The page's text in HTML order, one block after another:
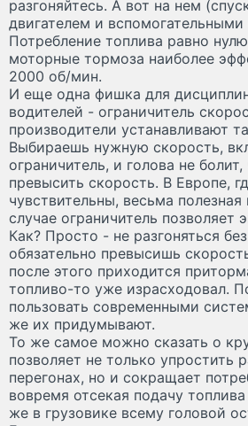
разгоняйтесь. А вот на нем
двигателем и
Потребление топлива равно
моторные тормоза наиболее
2000 об/мин.
И еще одна фишка для
водителей - ограничитель
производители устанавливают
Выбираешь нужную скорость,
ограничитель, и голова не
превысить скорость. В Европе,
чувствительны, весьма
случае ограничитель позволяет
Как? Просто - не разгоняться
обязательно превысишь
после этого приходится
топливо-то уже израсходовал.
пользовать современными
же их придумывают.
То же самое можно сказать о
позволяет не только упростить
перегонах, но и сокращает
вовремя отсекая подачу
же в грузовике всему головой